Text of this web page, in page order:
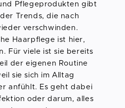
Pflegeprodukten gibt
Trends, die nach
verschwinden.
Haarpflege ist hier,
Für viele ist sie bereits
der eigenen Routine
sie sich im Alltag
anfühlt. Es geht dabei
oder darum, alles